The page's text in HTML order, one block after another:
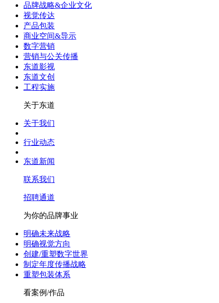
品牌战略&企业文化
视觉传达
产品包装
商业空间&导示
数字营销
营销与公关传播
东道影视
东道文创
工程实施
关于东道
关于我们
行业动态
东道新闻
联系我们
招聘通道
为你的品牌事业
明确未来战略
明确视觉方向
创建/重塑数字世界
制定年度传播战略
重塑包装体系
看案例/作品